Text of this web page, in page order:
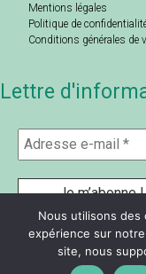
Mentions légales
Politique de
Conditions générales de
Lettre
Nous utilisons des
expérience sur
site, nous